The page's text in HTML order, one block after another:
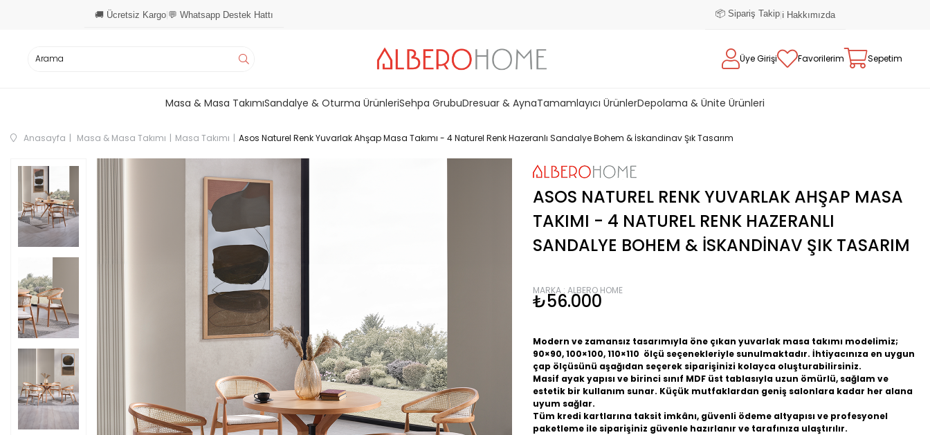
🚚 Ücretsiz Kargo 💬 Whatsapp Destek Hattı 📦 Sipariş Takip ℹ️ Hakkımızda
Üye Girişi Favorilerim Sepetim
Masa & Masa TakımıSandalye & Oturma ÜrünleriSehpa GrubuDresuar & AynaTamamlayıcı ÜrünlerDepolama & Ünite Ürünleri
Anasayfa Masa & Masa Takımı Masa Takımı Asos Naturel Renk Yuvarlak Ahşap Masa Takımı - 4 Naturel Renk Hazeranlı Sandalye Bohem & İskandinav Şık Tasarım
ASOS NATUREL RENK YUVARLAK AHŞAP MASA
TAKIMI - 4 NATUREL RENK HAZERANLI
SANDALYE BOHEM & İSKANDINAV ŞIK TASARIM
MARKA : ALBERO HOME
₺56.000
Modern ve zamansız tasarımıyla öne çıkan yuvarlak masa takımı modelimiz;
90×90, 100×100, 110×110 ölçü seçenekleriyle sunulmaktadır. İhtiyacınıza en uygun
çap ölçüsünü aşağıdan seçerek siparişinizi kolayca oluşturabilirsiniz.
Masif ayak yapısı ve birinci sınıf MDF üst tablasıyla uzun ömürlü, sağlam ve
estetik bir kullanım sunar. Küçük mutfaklardan geniş salonlara kadar her alana
uyum sağlar.
Tüm kredi kartlarına taksit imkânı, güvenli ödeme altyapısı ve profesyonel
paketleme ile siparişiniz güvenle hazırlanır ve tarafınıza ulaştırılır.